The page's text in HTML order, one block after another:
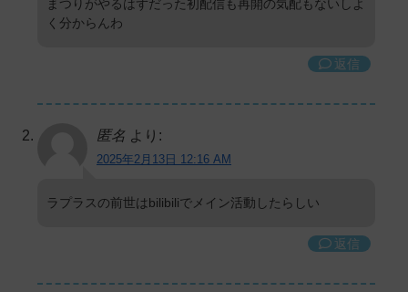
まつりがやるはずだった初配信も再開の気配もないしよ
く分からんわ
返信
匿名 より:
2025年2月13日 12:16 AM
ラプラスの前世はbilibiliでメイン活動したらしい
返信